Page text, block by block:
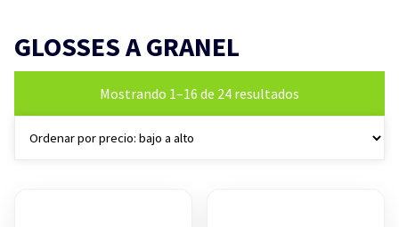
GLOSSES A GRANEL
Mostrando 1–16 de 24 resultados
por